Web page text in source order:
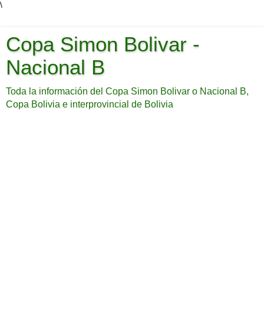
\
Copa Simon Bolivar -
Nacional B
Toda la información del Copa Simon Bolivar o Nacional B,
Copa Bolivia e interprovincial de Bolivia